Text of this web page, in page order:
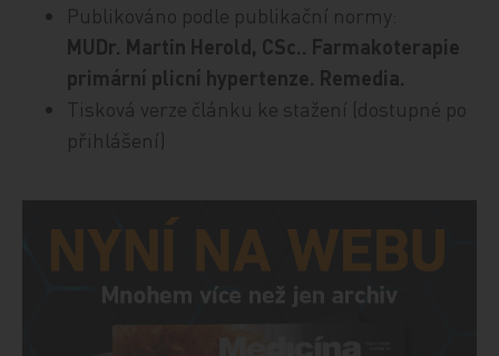
Publikováno podle publikační normy:
MUDr. Martin Herold, CSc.. Farmakoterapie
primární plicní hypertenze. Remedia.
Tisková verze článku ke stažení (dostupné po
přihlášení)